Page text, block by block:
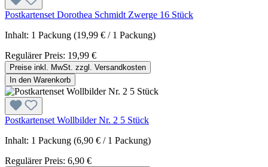
Postkartenset Dorothea Schmidt Zwerge 16 Stück
Inhalt: 1 Packung (19,99 € / 1 Packung)
Regulärer Preis: 19,99 €
Preise inkl. MwSt. zzgl. Versandkosten
In den Warenkorb
Postkartenset Wollbilder Nr. 2 5 Stück
Inhalt: 1 Packung (6,90 € / 1 Packung)
Regulärer Preis: 6,90 €